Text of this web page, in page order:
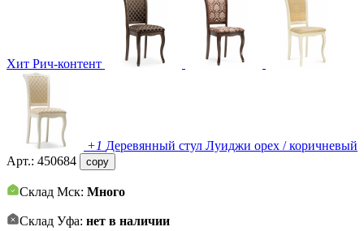
Хит Рич-контент
+1 Деревянный стул Луиджи орех / коричневый
Арт.: 450684 copy
Склад Мск: Много
Склад Уфа: нет в наличии